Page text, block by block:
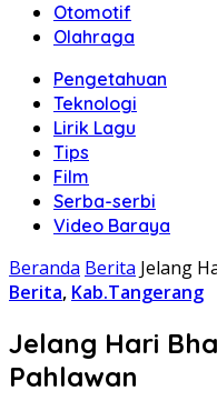
Otomotif
Olahraga
Pengetahuan
Teknologi
Lirik Lagu
Tips
Film
Serba-serbi
Video Baraya
Beranda Berita Jelang
Berita, Kab.Tangerang
Jelang Hari
Pahlawan